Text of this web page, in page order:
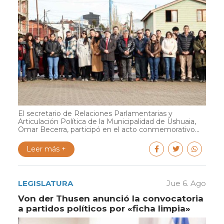
El secretario de Relaciones Parlamentarias y
Articulación Política de la Municipalidad de Ushuaia,
Omar Becerra, participó en el acto conmemorativo...
Leer más +
LEGISLATURA Jue 6. Ago
Von der Thusen anunció la convocatoria
a partidos políticos por «ficha limpia»